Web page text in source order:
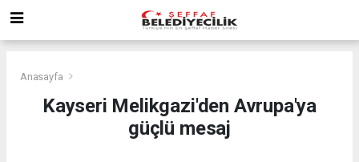
Anasayfa
Kayseri Melikgazi'den Avrupa'ya
güçlü mesaj